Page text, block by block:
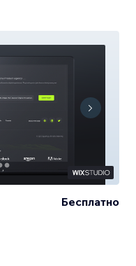
Бесплатно